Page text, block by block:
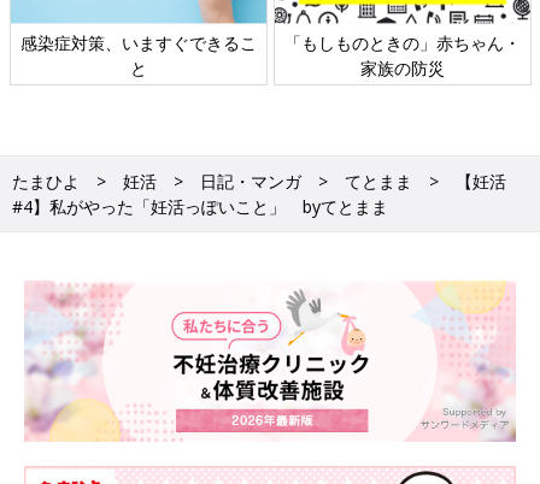
ますぐできるこ
「もしものときの」赤ちゃん・
日本外来小
たまひよ 妊活 日記・マンガ てとまま
【妊活
#4】私がやった「妊活っぽいこと」 byてとまま